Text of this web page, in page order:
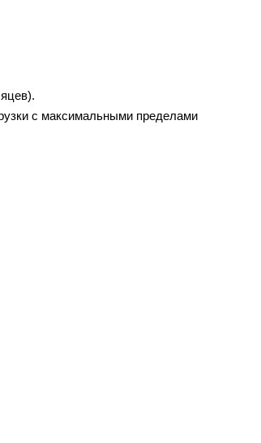
с максимальными пределами